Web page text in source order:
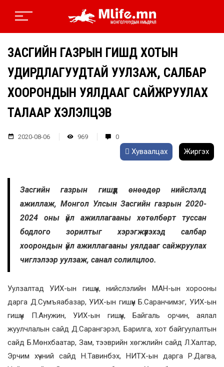
ЗАСГИЙН ГАЗРЫН ГИШҮҮД ХОТЫН
УДИРДЛАГУУДТАЙ УУЛЗАЖ, САЛБАР
ХООРОНДЫН УЯЛДААГ САЙЖРУУЛАХ
ТАЛААР ХЭЛЭЛЦЭВ
2020-08-06 969 0
Хуваалцах Жиргэх
Засгийн газрын гишүүд өнөөдөр нийслэлд
ажиллаж, Монгол Улсын Засгийн газрын 2020-
2024 оны үйл ажиллагааны хөтөлбөрт туссан
бодлого зорилтыг хэрэгжүүлэхэд салбар
хоорондын үйл ажиллагааны уялдааг сайжруулах
чиглэлээр уулзаж, санал солилцлоо.
Уулзалтад УИХ-ын гишүүн, нийслэлийн МАН-ын хорооны
дарга Д.Сумъяабазар, УИХ-ын гишүүн Б.Саранчимэг, УИХ-ын
гишүүн П.Анужин, УИХ-ын гишүүн, Байгаль орчин, аялал
жуулчлалын сайд Д.Сарангэрэл, Барилга, хот байгуулалтын
сайд Б.Мөнхбаатар, Зам, тээврийн хөгжлийн сайд Л.Халтар,
Эрчим хүчний сайд Н.Тавинбэх, НИТХ-ын дарга Р.Дагва,